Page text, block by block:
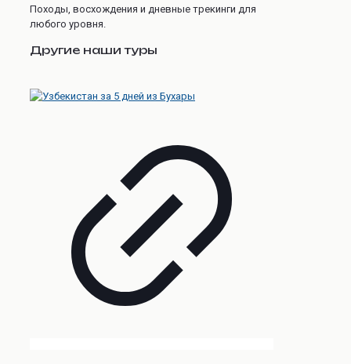
Походы, восхождения и дневные трекинги для
любого уровня.
Другие наши туры